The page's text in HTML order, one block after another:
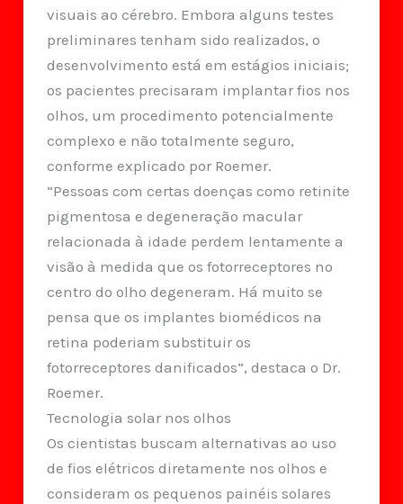
visuais ao cérebro. Embora alguns testes
preliminares tenham sido realizados, o
desenvolvimento está em estágios iniciais;
os pacientes precisaram implantar fios nos
olhos, um procedimento potencialmente
complexo e não totalmente seguro,
conforme explicado por Roemer.
“Pessoas com certas doenças como retinite
pigmentosa e degeneração macular
relacionada à idade perdem lentamente a
visão à medida que os fotorreceptores no
centro do olho degeneram. Há muito se
pensa que os implantes biomédicos na
retina poderiam substituir os
fotorreceptores danificados”, destaca o Dr.
Roemer.
Tecnologia solar nos olhos
Os cientistas buscam alternativas ao uso
de fios elétricos diretamente nos olhos e
consideram os pequenos painéis solares